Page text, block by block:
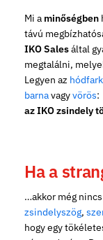
Mi a minőségben
távú
IKO Salesáltal
megtalálni,
Legyen az
barnavagyvörös:
az IKO zsindely
Ha a
…akkor még
zsindelyszög,
hogy egy